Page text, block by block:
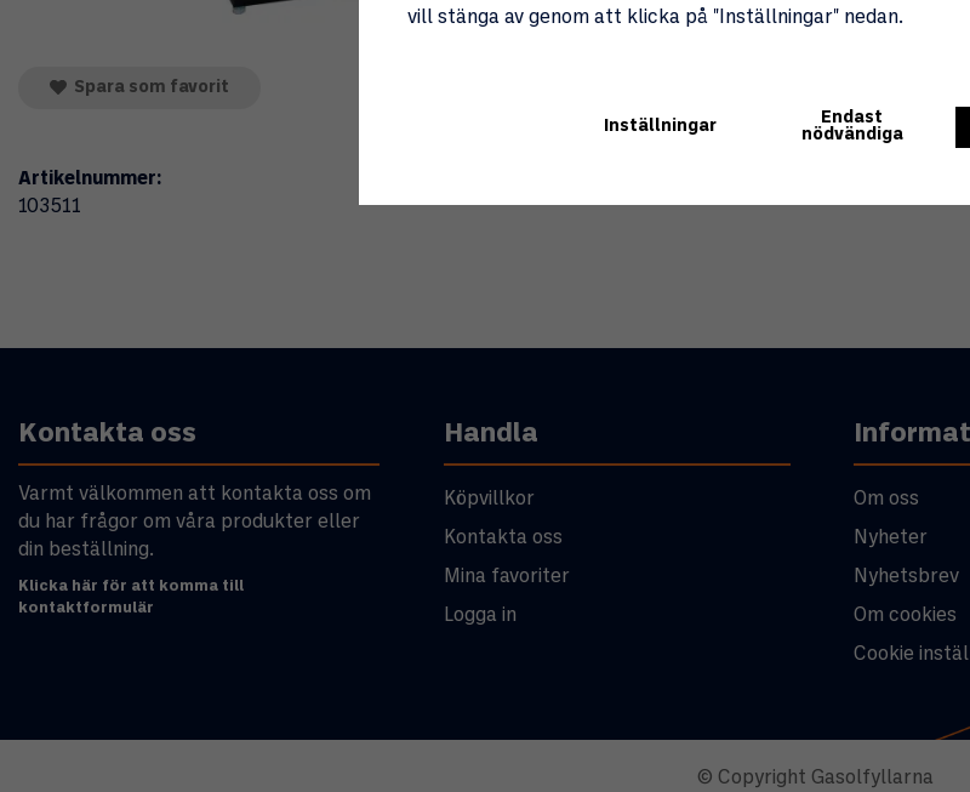
Spara som favorit
Artikelnummer:
103511
Kontakta oss
Varmt välkommen att kontakta oss om
du har frågor om våra produkter eller
din beställning.
Klicka här för att komma till
kontaktformulär
Handla
Köpvillkor
Kontakta oss
Mina favoriter
Logga in
Om oss
Nyheter
Nyhetsbrev
Om cookies
Cookie
© Copyright Gasolfyllarna
vill stänga av genom att klicka på "Inställningar" nedan.
Inställningar
Endast
nödvändiga